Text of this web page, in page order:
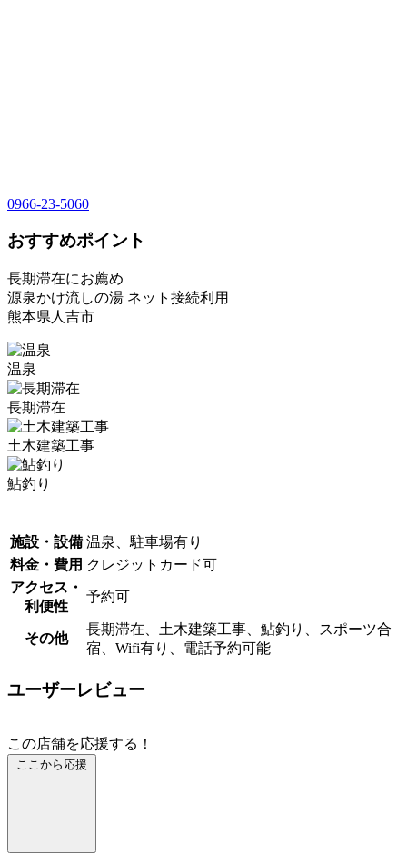
0966-23-5060
おすすめポイント
長期滞在にお薦め
源泉かけ流しの湯 ネット接続利用
熊本県人吉市
温泉
長期滞在
土木建築工事
鮎釣り
施設・設備 温泉、駐車場有り
料金・費用 クレジットカード可
アクセス・
利便性
予約可
その他
長期滞在、土木建築工事、鮎釣り、スポーツ合
宿、Wifi有り、電話予約可能
ユーザーレビュー
この店舗を応援する！
ここから応援